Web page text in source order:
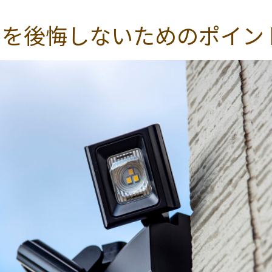
後悔しないためのポイン